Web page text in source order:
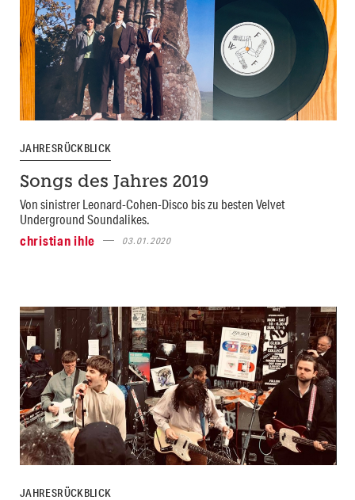
JAHRESRÜCKBLICK
Songs des Jahres 2019
Von sinistrer Leonard-Cohen-Disco bis zu besten Velvet
Underground Soundalikes.
christian ihle
03.01.2020
JAHRESRÜCKBLICK